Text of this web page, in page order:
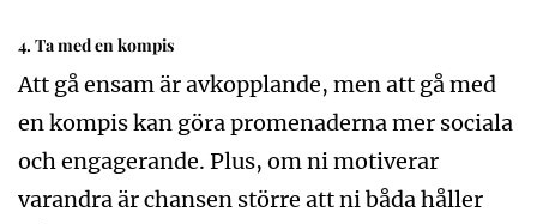
4. Ta med en kompis
Att gå ensam är avkopplande, men att gå med
en kompis kan göra promenaderna mer sociala
och engagerande. Plus, om ni motiverar
varandra är chansen större att ni båda håller